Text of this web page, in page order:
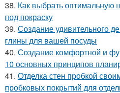
38. Как выбрать оптимальную
под покраску
39. Создание удивительного
глины для вашей посуды
40. Создание комфортной и
10 основных принципов
41. Отделка стен пробкой
пробковых покрытий для